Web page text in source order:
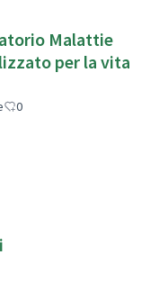
Malattie
per la vita
0